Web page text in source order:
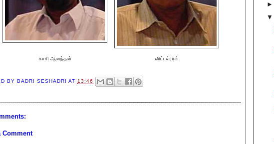
காசி ஆனந்தன் விட்டல்ராவ்
BY BADRI SESHADRI AT13:46
Comment
►
▼